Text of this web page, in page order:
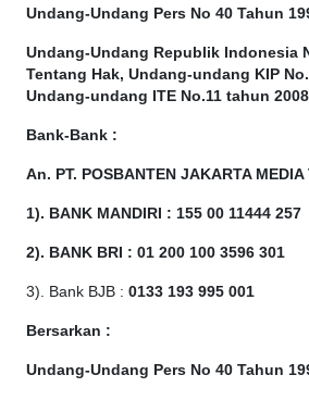
Undang-Undang Pers No 40 Tahun
Undang-Undang Republik Indonesia
Tentang Hak, Undang-undang KIP
Undang-undang ITE No.11 tahun 2008
Bank-Bank :
An. PT. POSBANTEN JAKARTA MEDIA
1). BANK MANDIRI : 155 00 11444 257
2). BANK BRI : 01 200 100 3596 301
3). Bank BJB : 0133 193 995 001
Bersarkan :
Undang-Undang Pers No 40 Tahun